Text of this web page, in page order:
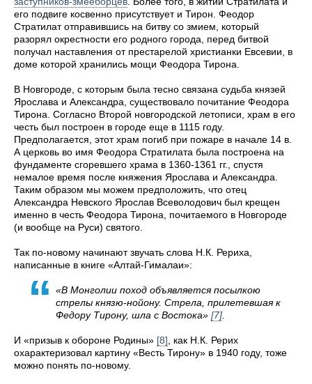
его подвиге косвенно присутствует и Тирон. Феодор
Стратилат отправившись на битву со змием, который
разорял окрестности его родного города, перед битвой
получал наставления от престарелой христианки Евсевии, в
доме которой хранились мощи Феодора Тирона.
В Новгороде, с которым была тесно связана судьба князей
Ярослава и Александра, существовало почитание Феодора
Тирона. Согласно Второй новгородской летописи, храм в его
честь был построен в городе еще в 1115 году.
Предполагается, этот храм погиб при пожаре в начале 14 в.
А церковь во имя Феодора Стратилата была построена на
фундаменте сгоревшего храма в 1360-1361 гг., спустя
немалое время после княжения Ярослава и Александра.
Таким образом мы можем предположить, что отец
Александра Невского Ярослав Всеволодович был крещен
именно в честь Феодора Тирона, почитаемого в Новгороде
(и вообще на Руси) святого.
Так по-новому начинают звучать слова Н.К. Рериха,
написанные в книге «Алтай-Гималаи»:
«В Монголии поход объявляется посылкою
стрелы князю-нойону. Стрела, прилетевшая к
Федору Тирону, шла с Востока» [7].
И «призыв к обороне Родины» [8], как Н.К. Рерих
охарактеризовал картину «Весть Тирону» в 1940 году, тоже
можно понять по-новому.